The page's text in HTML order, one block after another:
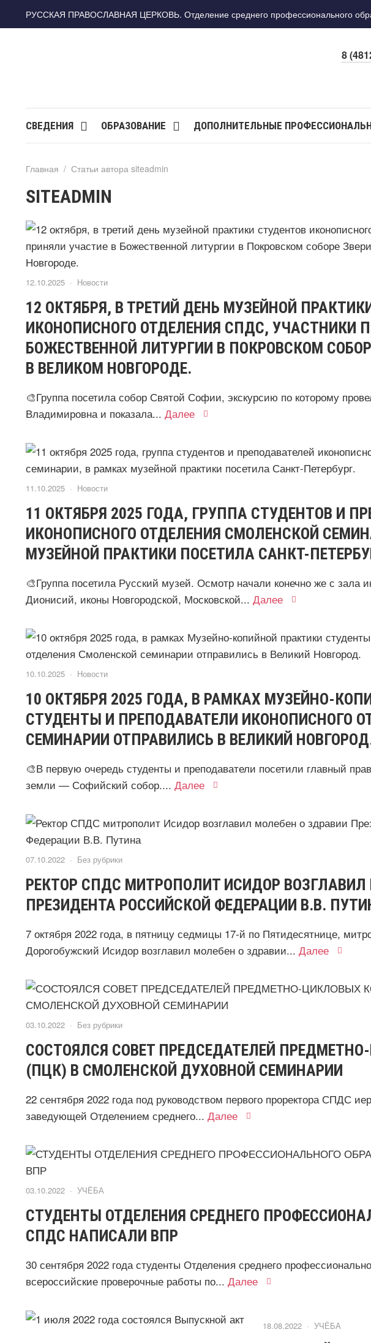
РУССКАЯ ПРАВОСЛАВНАЯ ЦЕРКОВЬ. Отделение среднего профессионального
8
СВЕДЕНИЯ ОБРАЗОВАНИЕ ДОПОЛНИТЕЛЬНЫЕ
Главная / Статьи автора siteadmin
SITEADMIN
12.10.2025 · Новости
12 ОКТЯБРЯ, В ТРЕТИЙ ДЕНЬ МУЗЕЙНОЙ
ИКОНОПИСНОГО ОТДЕЛЕНИЯ СПДС, УЧАСТНИКИ
БОЖЕСТВЕННОЙ ЛИТУРГИИ В ПОКРОВСКОМ
В ВЕЛИКОМ НОВГОРОДЕ.
🎨Группа посетила собор Святой Софии, экскурсию по которому
Владимировна и показала... Далее
11.10.2025 · Новости
11 ОКТЯБРЯ 2025 ГОДА, ГРУППА СТУДЕНТОВ И
ИКОНОПИСНОГО ОТДЕЛЕНИЯ СМОЛЕНСКОЙ
МУЗЕЙНОЙ ПРАКТИКИ ПОСЕТИЛА САНКТ-
🎨Группа посетила Русский музей. Осмотр начали конечно же с зала
Дионисий, иконы Новгородской, Московской... Далее
10.10.2025 · Новости
10 ОКТЯБРЯ 2025 ГОДА, В РАМКАХ МУЗЕЙНО-
СТУДЕНТЫ И ПРЕПОДАВАТЕЛИ ИКОНОПИСНОГО
СЕМИНАРИИ ОТПРАВИЛИСЬ В ВЕЛИКИЙ
🎨В первую очередь студенты и преподаватели посетили главный
земли — Софийский собор.... Далее
07.10.2022 · Без рубрики
РЕКТОР СПДС МИТРОПОЛИТ ИСИДОР ВОЗГЛАВИЛ
ПРЕЗИДЕНТА РОССИЙСКОЙ ФЕДЕРАЦИИ В.В.
7 октября 2022 года, в пятницу седмицы 17-й по Пятидесятнице,
Дорогобужский Исидор возглавил молебен о здравии... Далее
03.10.2022 · Без рубрики
СОСТОЯЛСЯ СОВЕТ ПРЕДСЕДАТЕЛЕЙ
(ПЦК) В СМОЛЕНСКОЙ ДУХОВНОЙ СЕМИНАРИИ
22 сентября 2022 года под руководством первого проректора СПДС
заведующей Отделением среднего... Далее
03.10.2022 · УЧЁБА
СТУДЕНТЫ ОТДЕЛЕНИЯ СРЕДНЕГО
СПДС НАПИСАЛИ ВПР
30 сентября 2022 года студенты Отделения среднего
всероссийские проверочные работы по... Далее
18.08.2022 · УЧЁБА